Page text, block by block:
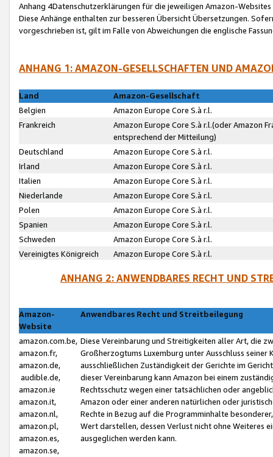
Anhang 4Datenschutzerklärungen für die jeweiligen Amazon-Websites
Diese Anhänge enthalten zur besseren Übersicht Übersetzungen.
vorgeschrieben ist, gilt im Falle von Abweichungen die englische
ANHANG 1: AMAZON-GESELLSCHAFTEN UND
Land
Amazon-Gesellschaft
Belgien
Amazon Europe Core S.à r.l.
Frankreich
Amazon Europe Core S.à r.l.(oder Amazon
entsprechend der Mitteilung)
Deutschland
Amazon Europe Core S.à r.l.
Irland
Amazon Europe Core S.à r.l.
Italien
Amazon Europe Core S.à r.l.
Niederlande
Amazon Europe Core S.à r.l.
Polen
Amazon Europe Core S.à r.l.
Spanien
Amazon Europe Core S.à r.l.
Schweden
Amazon Europe Core S.à r.l.
Vereinigtes Königreich
Amazon Europe Core S.à r.l.
ANHANG 2: ANWENDBARES RECHT UND
Amazon-
Website
Anwendbares Recht und Streitbeilegung
amazon.com.be,
amazon.fr,
amazon.de,
audible.de,
amazon.ie
amazon.it,
amazon.nl,
amazon.pl,
amazon.es,
amazon.se,
Diese Vereinbarung und Streitigkeiten aller Art, die
Großherzogtums Luxemburg unter Ausschluss
ausschließlichen Zuständigkeit der Gerichte im
dieser Vereinbarung kann Amazon bei einem
Rechtsschutz wegen einer tatsächlichen oder
Amazon oder einer anderen natürlichen oder
Rechte in Bezug auf die Programminhalte
Wert darstellen, dessen Verlust nicht ohne Weiteres
ausgeglichen werden kann.